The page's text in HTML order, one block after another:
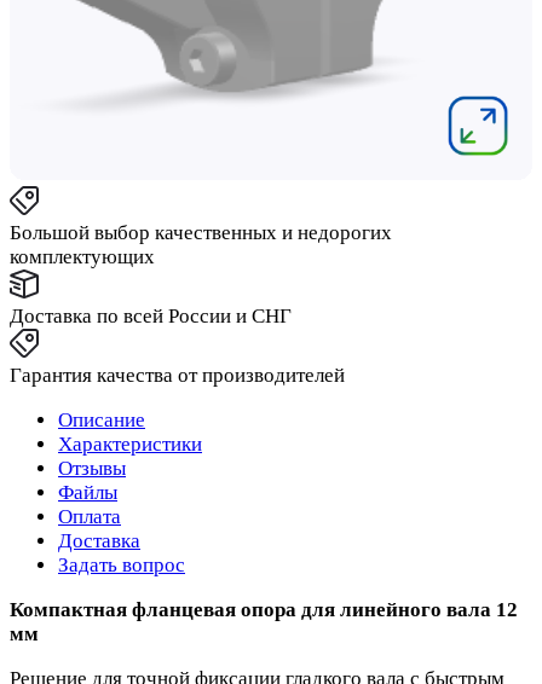
Большой выбор качественных и недорогих
комплектующих
Доставка по всей России и СНГ
Гарантия качества от производителей
Описание
Характеристики
Отзывы
Файлы
Оплата
Доставка
Задать вопрос
Компактная фланцевая опора для линейного вала 12
мм
Решение для точной фиксации гладкого вала с быстрым